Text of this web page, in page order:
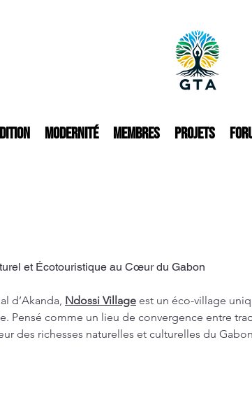
Modernité Membres Projets
et Écotouristique au Cœur du Gabon
d’Akanda, Ndossi Village est un éco-village
Pensé comme un lieu de convergence entre
des richesses naturelles et culturelles du